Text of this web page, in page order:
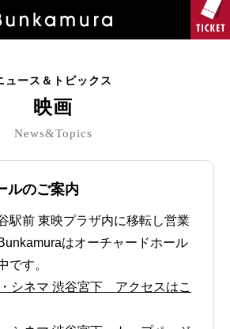
ュース＆トピックス
映画
News&Topics
ルのご案内
駅前 東映プラザ内に移転し営業
はオーチャードホール
です。
シネマ 渋谷宮下 アクセスはこ